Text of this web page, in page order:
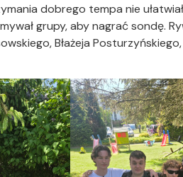
dobrego tempa nie
grupy, aby nagrać sondę.
Błażeja Posturzyńskiego,